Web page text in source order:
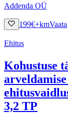
Addenda OÜ
199€+kmVaata
Ehitus
Kohustuse
3,2 TP